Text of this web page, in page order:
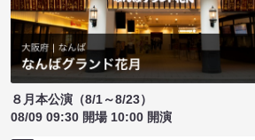
８月本公演（8/1～8/23）
08/09 09:30 開場 10:00 開演